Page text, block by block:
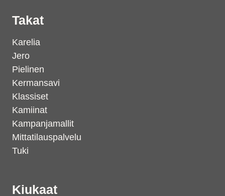
Takat
Karelia
Jero
Pielinen
Kermansavi
Klassiset
Kamiinat
Kampanjamallit
Mittatilauspalvelu
Tuki
Kiukaat